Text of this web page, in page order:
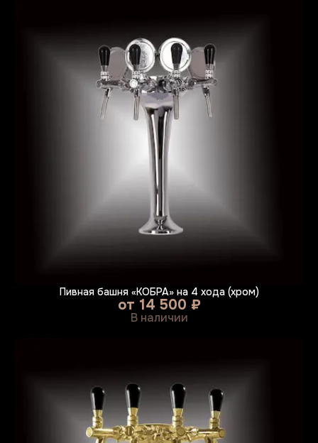
Пивная башня «КОБРА» на 4 хода (хром)
от 14 500 ₽
В наличии